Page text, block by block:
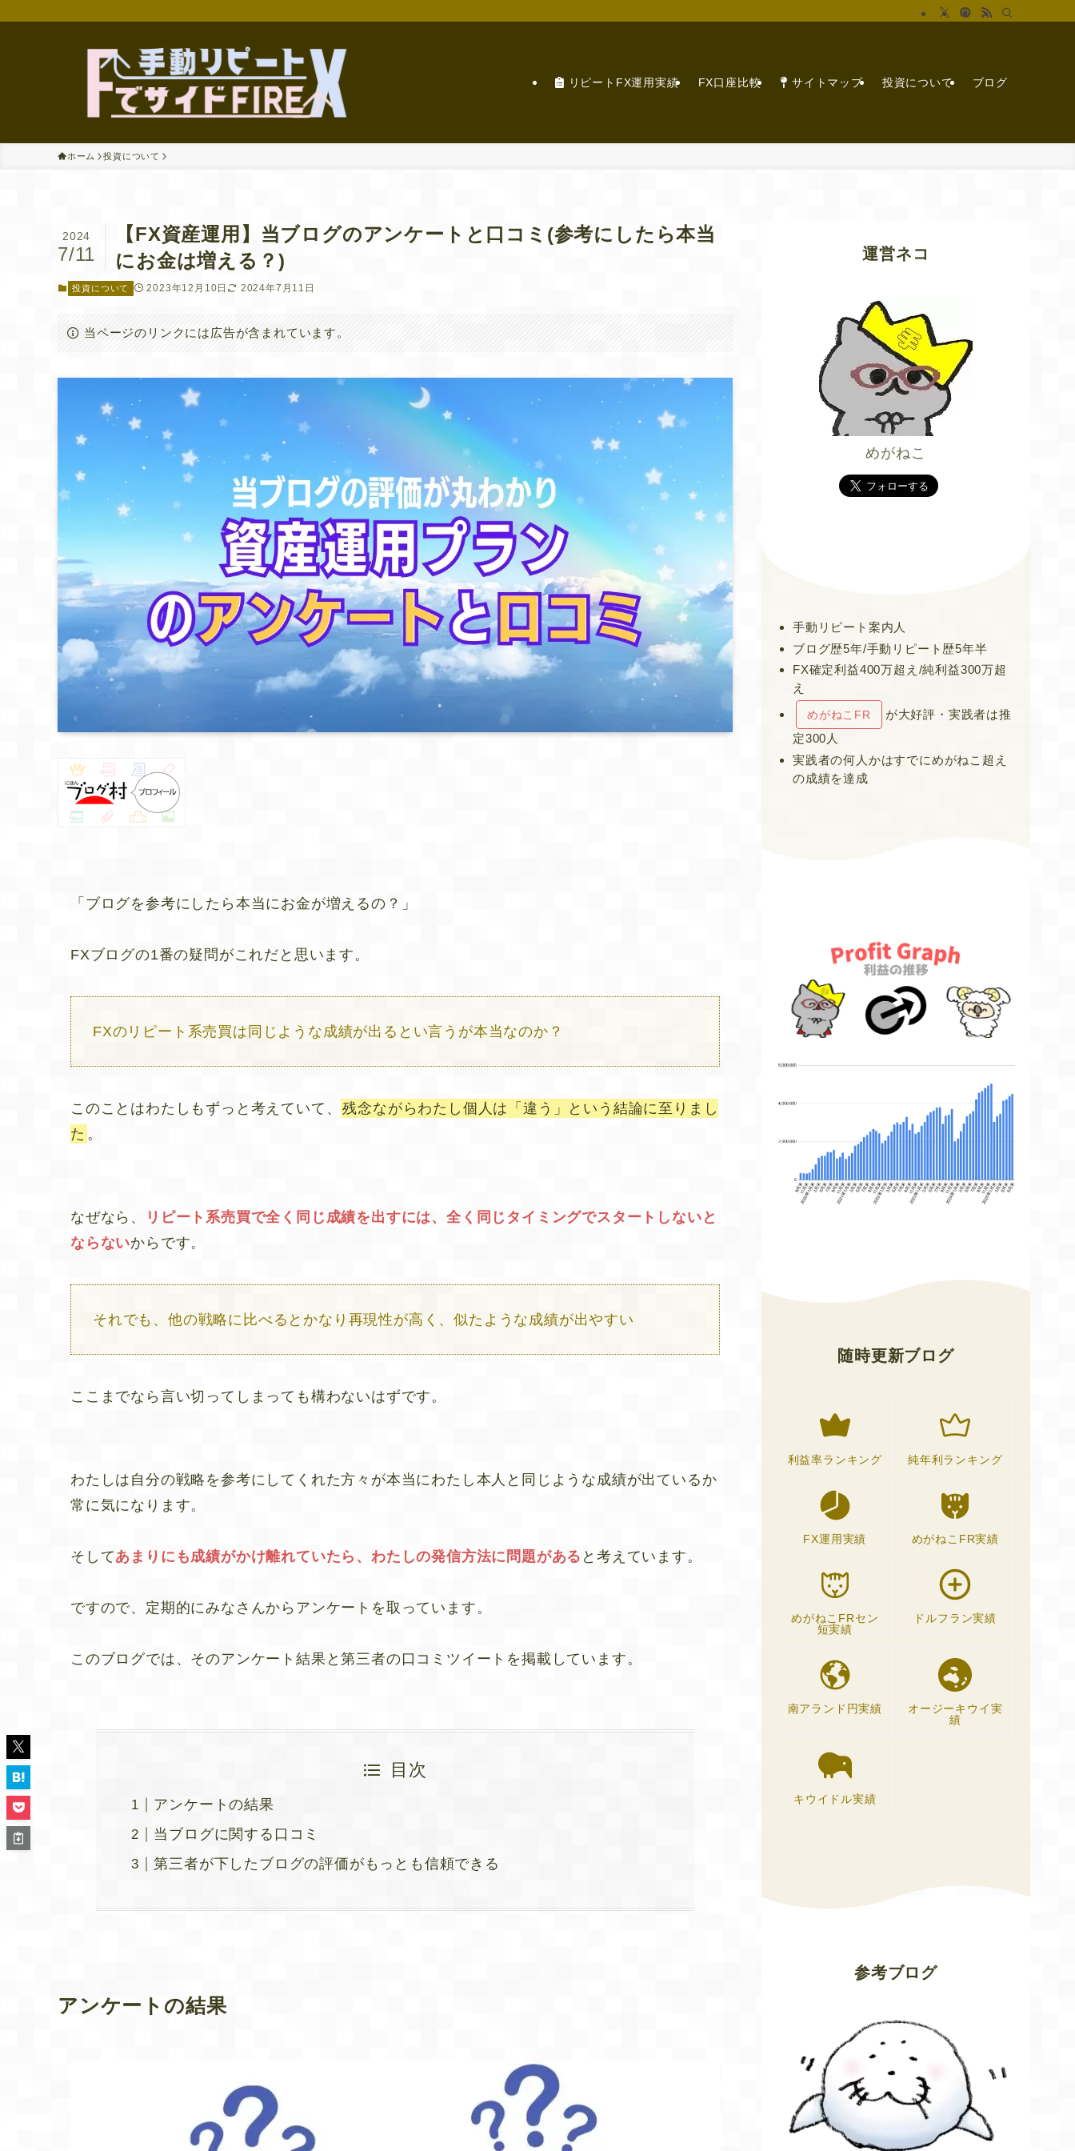
リピートFX運用実績 FX口座比較 サイトマップ 投資について ブログ
ホーム 投資について
【FX資産運用】当ブログのアンケートと口コミ(参考にしたら本当
にお金は増える？)
2024
7/11
投資について 2023年12月10日 2024年7月11日
当ページのリンクには広告が含まれています。
「ブログを参考にしたら本当にお金が増えるの？」
FXブログの1番の疑問がこれだと思います。
FXのリピート系売買は同じような成績が出るとい言うが本当なのか？
このことはわたしもずっと考えていて、 残念ながらわたし個人は「違う」という結論に至りまし
た 。
なぜなら、
リピート系売買で全く同じ成績を出すには、全く同じタイミングでスタートしないと
ならないからです。
それでも、他の戦略に比べるとかなり再現性が高く、似たような成績が出やすい
ここまでなら言い切ってしまっても構わないはずです。
わたしは自分の戦略を参考にしてくれた方々が本当にわたし本人と同じような成績が出ているか
常に気になります。
そしてあまりにも成績がかけ離れていたら、わたしの発信方法に問題がある と考えています。
ですので、定期的にみなさんからアンケートを取っています。
このブログでは、そのアンケート結果と第三者の口コミツイートを掲載しています。
目次
アンケートの結果
当ブログに関する口コミ
第三者が下したブログの評価がもっとも信頼できる
アンケートの結果
運営ネコ
めがねこ
手動リピート案内人
ブログ歴5年/手動リピート歴5年半
FX確定利益400万超え/純利益300万超
え
めがねこFR
が大好評・実践者は推
定300人
実践者の何人かはすでにめがねこ超え
の成績を達成
随時更新ブログ
利益率ランキング 純年利ランキング
FX運用実績 めがねこFR実績
めがねこFRセン
短実績
ドルフラン実績
南アランド円実績
オージーキウイ実
績
キウイドル実績
参考ブログ